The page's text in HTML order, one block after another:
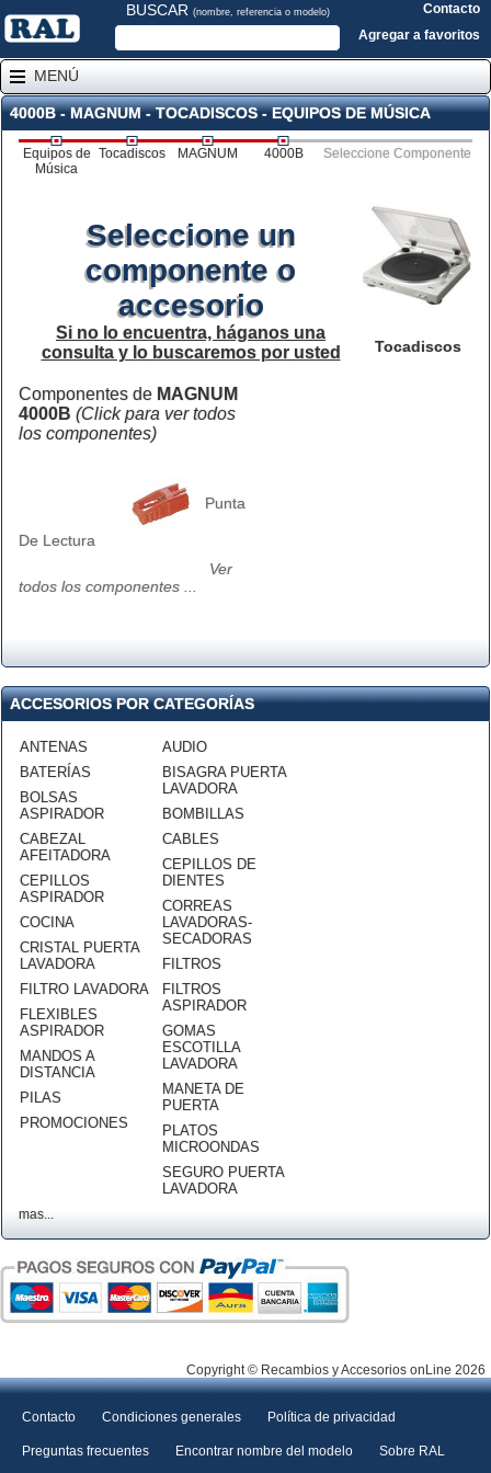
BUSCAR (nombre, referencia o modelo)
Contacto
Agregar a favoritos
MENÚ
4000B - MAGNUM - TOCADISCOS - EQUIPOS DE MÚSICA
Equipos de
Música
Tocadiscos MAGNUM 4000B Seleccione Componente
Tocadiscos
Seleccione un
componente o
accesorio
Si no lo encuentra, háganos una
consulta y lo buscaremos por usted
Componentes de MAGNUM
4000B (Click para ver todos
los componentes)
Punta
De Lectura
Ver
todos los componentes ...
ACCESORIOS POR CATEGORÍAS
ANTENAS
BATERÍAS
BOLSAS
ASPIRADOR
CABEZAL
AFEITADORA
CEPILLOS
ASPIRADOR
COCINA
CRISTAL PUERTA
LAVADORA
FILTRO LAVADORA
FLEXIBLES
ASPIRADOR
MANDOS A
DISTANCIA
PILAS
PROMOCIONES
AUDIO
BISAGRA PUERTA
LAVADORA
BOMBILLAS
CABLES
CEPILLOS DE
DIENTES
CORREAS
LAVADORAS-
SECADORAS
FILTROS
FILTROS
ASPIRADOR
GOMAS
ESCOTILLA
LAVADORA
MANETA DE
PUERTA
PLATOS
MICROONDAS
SEGURO PUERTA
LAVADORA
mas...
Copyright © Recambios y Accesorios onLine 2026
Contacto Condiciones generales Política de privacidad
Preguntas frecuentes Encontrar nombre del modelo Sobre RAL